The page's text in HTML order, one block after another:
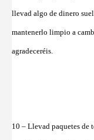
llevad algo de dinero
mantenerlo limpio a
agradeceréis.
10 – Llevad paquetes de